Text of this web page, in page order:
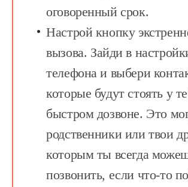
оговоренный срок.
Настрой кнопку
вызова. Зайди в
телефона и выбери
которые будут стоять у
быстром дозвоне. Это
родственники или твои
которым ты всегда
позвонить, если что-то